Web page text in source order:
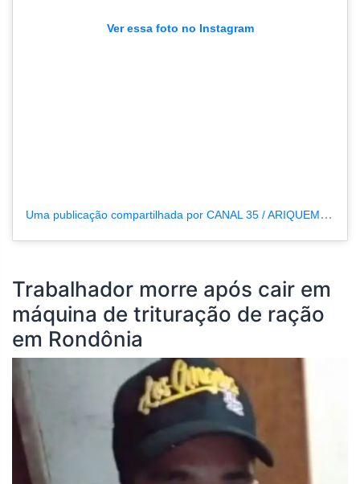
Ver essa foto no Instagram
Uma publicação compartilhada por CANAL 35 / ARIQUEMES190 (@tvpcanal35)
Trabalhador morre após cair em
máquina de trituração de ração
em Rondônia